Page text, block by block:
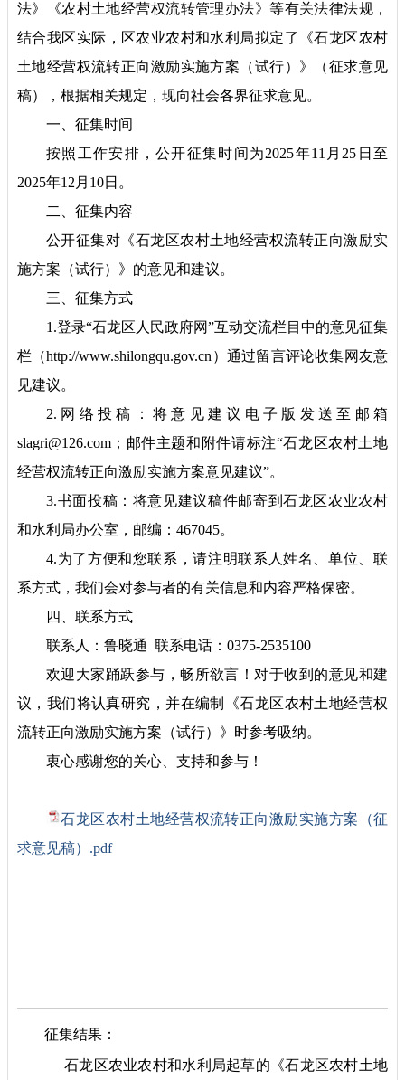
法》《农村土地经营权流转管理办法》等有关法律法规，
结合我区实际， 区农业农村和水利局拟定了《石龙区农村
土地经营权流转正向激励实施方案（试行）》（征求意见
稿）
，根据相关规定，现向社会各界征求意见。
一、征集时间
按照工作安排，公开征集时间为2025年11 月 25 日至
2025年12 月 10日。
二、征集内容
公开征集对《石龙区农村土地经营权流转正向激励实
施方案（试行）》的意见和建议。
三、征集方式
1.登录“石龙区人民政府网”互动交流栏目中的意见征集
栏（http://www.shilongqu.gov.cn ） 通过留言评论收集网友意
见建议。
2.网络投稿：将意见建议电子版发送至邮箱
slagri@126.com；邮件主题和附件请标注“石龙区农村土地
经营权流转正向激励实施方案意见建议”。
3.书面投稿：将意见建议稿件邮寄到石龙区农业农村
和水利局办公室，邮编： 467045。
4.为了方便和您联系，请注明联系人姓名、单位、联
系方式，我们会对参与者的有关信息和内容严格保密。
四
、联系方式
联系人：鲁晓通 联系电话： 0375-2535100
欢迎大家踊跃参与，畅所欲言！对于收到的意见和建
议，我们将认真研究，并在编制《石龙区农村土地经营权
流转正向激励实施方案（试行）》时参考吸纳。
衷心感谢您的关心、支持和参与！
石龙区农村土地经营权流转正向激励实施方案（征
求意见稿）.pdf
征集结果：
石龙区农业农村和水利局起草的《石龙区农村土地